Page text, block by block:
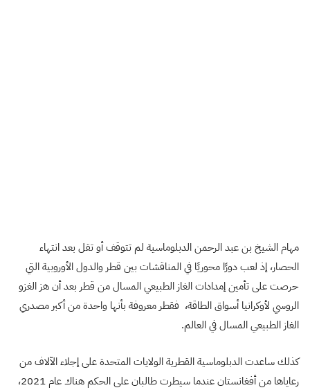
مهام الشيخ بن عبد الرحمن الدبلوماسية لم تتوقف أو تقل بعد انتهاء
الحصار، إذ لعب دورًا محوريًا في المناقشات بين قطر والدول الأوروبية التي
حرصت على تأمين إمدادات الغاز الطبيعي المسال من قطر بعد أن هز الغزو
الروسي لأوكرانيا أسواق الطاقة، فقطر معروفة بأنها واحدة من أكبر مصدري
الغاز الطبيعي المسال في العالم.
كذلك ساعدت الدبلوماسية القطرية الولايات المتحدة على إجلاء الآلاف من
رعاياها من أفغانستان عندما سيطرت طالبان على الحكم هناك عام 2021،